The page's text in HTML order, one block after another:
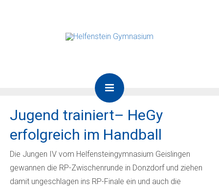
Jugend trainiert– HeGy
erfolgreich im Handball
Die Jungen IV vom Helfensteingymnasium Geislingen
gewannen die RP-Zwischenrunde in Donzdorf und ziehen
damit ungeschlagen ins RP-Finale ein und auch die